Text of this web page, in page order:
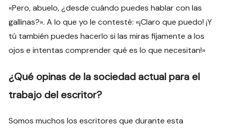
«Pero, abuelo, ¿desde cuándo puedes hablar con las
gallinas?». A lo que yo le contesté: «¡Claro que puedo! ¡Y
tú también puedes hacerlo si las miras fijamente a los
ojos e intentas comprender qué es lo que necesitan!»
¿Qué opinas de la sociedad actual para el
trabajo del escritor?
Somos muchos los escritores que durante esta